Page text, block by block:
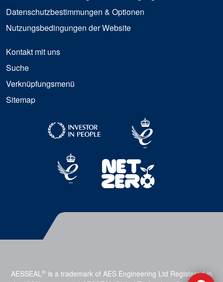
Datenschutzbestimmungen & Optionen
Nutzungsbedingungen der Website
Kontakt mit uns
Suche
Verknüpfungsmenü
Sitemap
AESSEAL ® is a trademark of AES Engineering Ltd Registered in